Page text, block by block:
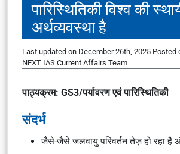
पारिस्थितिकी विश्व की
अर्थव्यवस्था है
Last updated on December 26th, 2025 Posted
NEXT IAS Current Affairs Team
पाठ्यक्रम: GS3/पर्यावरण एवं पारिस्थितिकी
संदर्भ
जैसे-जैसे जलवायु परिवर्तन तेज़ हो रहा है